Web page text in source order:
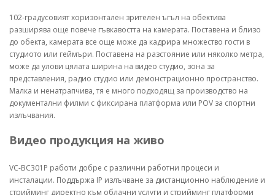
102-градусовият хоризонтален зрителен ъгъл на обектива
разширява още повече гъвкавостта на камерата. Поставена и близо
до обекта, камерата все още може да кадрира множество гости в
студиото или геймъри. Поставена на разстояние или няколко метра,
може да улови цялата ширина на видео студио, зона за
представления, радио студио или демонстрационно пространство.
Малка и ненатрапчива, тя е много подходящ за производство на
документални филми с фиксирана платформа или POV за спортни
излъчвания.
Видео продукция на живо
VC-BC301P работи добре с различни работни процеси и
инсталации. Поддържа IP излъчване за дистанционно наблюдение и
стрийминг директно към облачни услуги и стрийминг платформи